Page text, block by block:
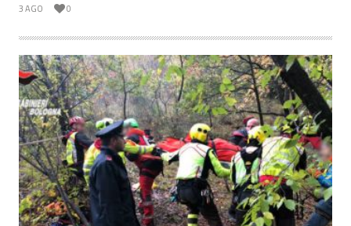
3 AGO 0